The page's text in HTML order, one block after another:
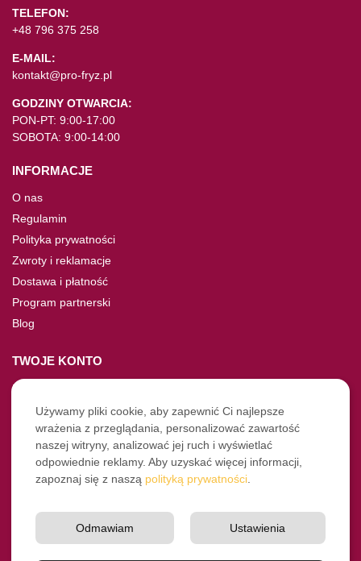
TELEFON:
+48 796 375 258
E-MAIL:
kontakt@pro-fryz.pl
GODZINY OTWARCIA:
PON-PT: 9:00-17:00
SOBOTA: 9:00-14:00
INFORMACJE
O nas
Regulamin
Polityka prywatności
Zwroty i reklamacje
Dostawa i płatność
Program partnerski
Blog
TWOJE KONTO
Moje konto
Nie pamiętasz hasła?
Twoje zamówienia
NASZE SOCIALE
Instagram
YouTube
Używamy pliki cookie, aby zapewnić Ci najlepsze
wrażenia z przeglądania, personalizować zawartość
naszej witryny, analizować jej ruch i wyświetlać
odpowiednie reklamy. Aby uzyskać więcej informacji,
zapoznaj się z naszą polityką prywatności
Ustawienia
Odmawiam